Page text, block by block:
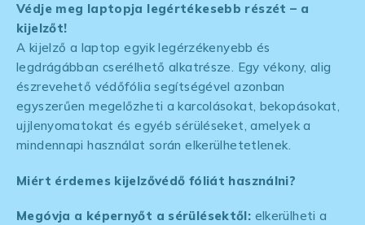
Védje meg laptopja legértékesebb részét – a
kijelzőt!
A kijelző a laptop egyik legérzékenyebb és
legdrágábban cserélhető alkatrésze. Egy vékony, alig
észrevehető védőfólia segítségével azonban
egyszerűen megelőzheti a karcolásokat, bekopásokat,
ujjlenyomatokat és egyéb sérüléseket, amelyek a
mindennapi használat során elkerülhetetlenek.
Miért érdemes kijelzővédő fóliát használni?
Megóvja a képernyőt a sérülésektől: elkerülheti a